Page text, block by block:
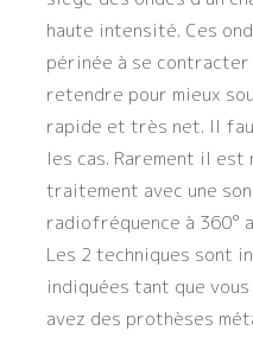
haute intensité. Ces
périnée à se
retendre pour mieux
rapide et très net. Il
les cas. Rarement il est
traitement avec une
radiofréquence à 360°
Les 2 techniques sont
indiquées tant que
avez des prothèses